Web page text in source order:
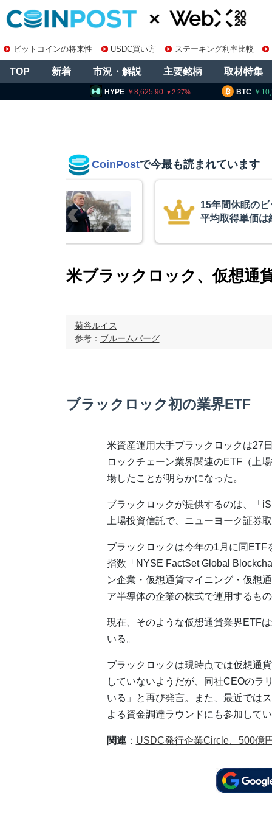
ビットコインの将来性 USDC買い方 ステーキング利率比較
TOP 新着 市況・解説 主要銘柄 取材特集
BTC 10,280,998 ETH
CoinPostで今最も読まれています
コインチェック
を発表
米ブラックロック、仮想通
菊谷ルイス
参考： ブルームバーグ
ブラックロック初の業界ETF
米資産運用大手ブラックロックは27
ロックチェーン業界関連のETF（上
場したことが明らかになった。
ブラックロックが提供するのは、「
上場投資信託で、ニューヨーク証券
ブラックロックは今年の1月に同
指数「NYSE FactSet Global
ン企業・仮想通貨マイニング・仮想
ア半導体の企業の株式で運用するも
現在、そのような仮想通貨業界ETF
いる。
ブラックロックは現時点では仮想通
していないようだが、同社CEOのラ
いる」と再び発言。また、最近では
よる資金調達ラウンドにも参加して
関連： USDC発行企業Circle、500億